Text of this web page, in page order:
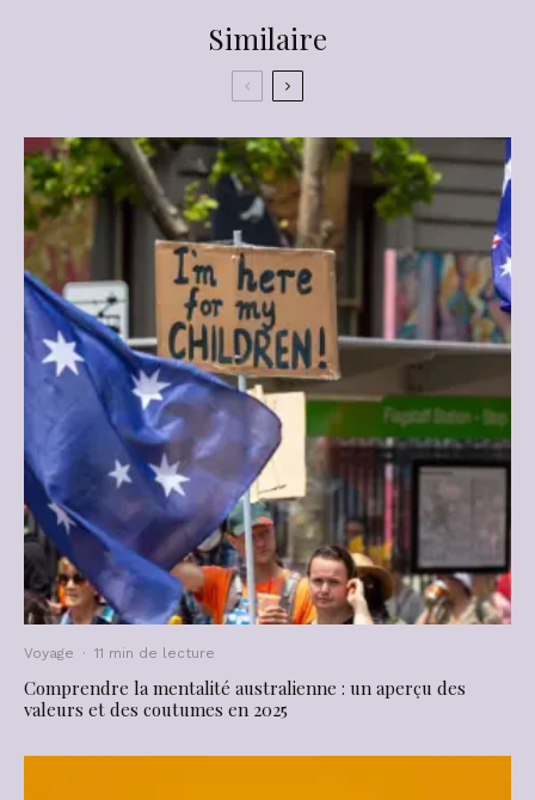
Similaire
Voyage · 11 min de lecture
Comprendre la mentalité australienne : un aperçu des
valeurs et des coutumes en 2025